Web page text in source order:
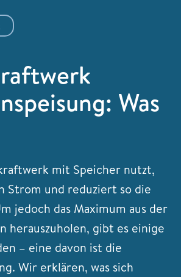
Was
mit Speicher nutzt,
Strom und reduziert so die
jedoch das Maximum aus der
herauszuholen, gibt es einige
– eine davon ist die
Wir erklären, was sich